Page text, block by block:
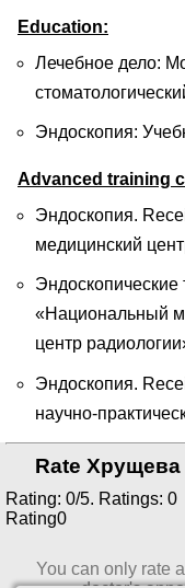
Education:
Лечебное дело:
Эндоскопия:
Advanced training
Эндоскопия.
медицинский
Эндоскопические
«Национальный
центр
Эндоскопия.
научно-
Rate Хрущева
Rating: 0/5. Ratings: 0
Rating0
You can only rate